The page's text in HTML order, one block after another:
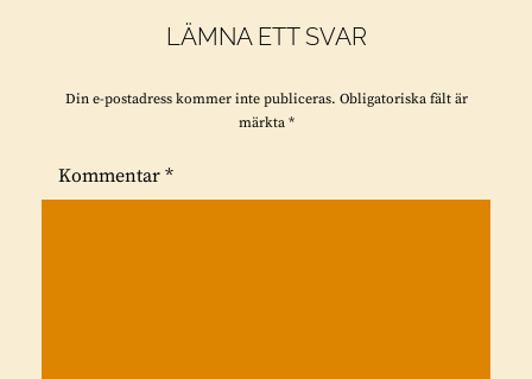
LÄMNA ETT SVAR
Din e-postadress kommer inte publiceras. Obligatoriska fält är
märkta *
Kommentar *